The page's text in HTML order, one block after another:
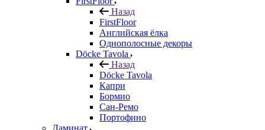
Назад
FirstFloor
Английская ёлка
Однополосные декоры
Döcke Tavola
Назад
Döcke Tavola
Капри
Бормио
Сан-Ремо
Портофино
Ламинат